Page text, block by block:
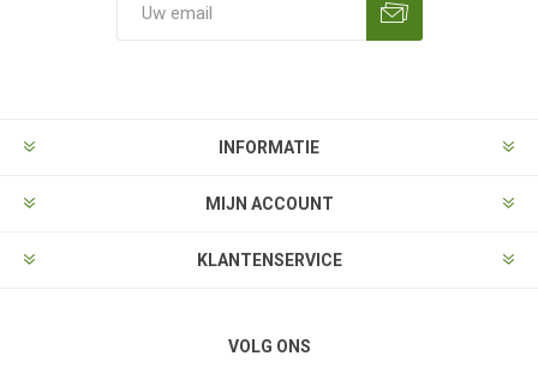
INFORMATIE
MIJN ACCOUNT
KLANTENSERVICE
VOLG ONS